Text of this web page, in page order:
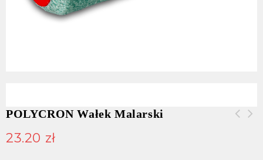
POLYCRON Wałek Malarski
23.20 zł